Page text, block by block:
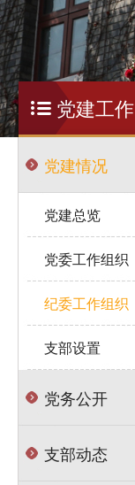
党建工作
党建情况
党建总览
党委工作组织
纪委工作组织
支部设置
党务公开
支部动态